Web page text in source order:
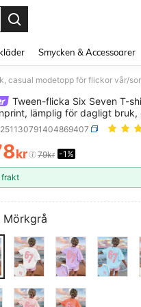
Smycken & Accessoarer
casual modetopp för flickor vår/
Tween-flicka Six Seven T-
lämplig för dagligt bruk,
vår/sommar
AND
kr 79kr -1%
frakt
Mörkgrå